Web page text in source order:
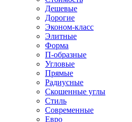
Дешевые
Дорогие
Эконом-класс
Элитные
Форма
П-образные
Угловые
Прямые
Радиусные
Скошенные углы
Стиль
Современные
Евро